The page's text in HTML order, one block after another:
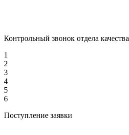
Контрольный звонок отдела качества
1
2
3
4
5
6
Поступление заявки